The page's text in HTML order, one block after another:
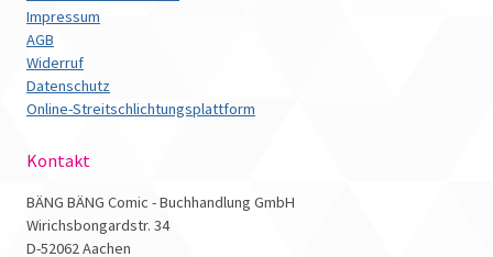
Impressum
AGB
Widerruf
Datenschutz
Online-Streitschlichtungsplattform
Kontakt
BÄNG BÄNG Comic - Buchhandlung GmbH
Wirichsbongardstr. 34
D-52062 Aachen